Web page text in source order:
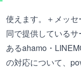
使えます。＋メッ
同で提供している
あるahamo・
の対応について、